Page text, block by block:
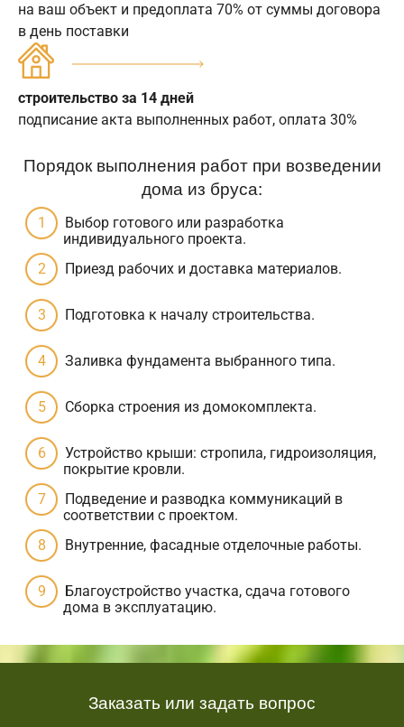
на ваш объект и предоплата 70% от суммы договора
в день поставки
строительство за 14 дней
подписание акта выполненных работ, оплата 30%
Порядок выполнения работ при возведении
дома из бруса:
Выбор готового или разработка
индивидуального проекта.
Приезд рабочих и доставка материалов.
Подготовка к началу строительства.
Заливка фундамента выбранного типа.
Сборка строения из домокомплекта.
Устройство крыши: стропила, гидроизоляция,
покрытие кровли.
Подведение и разводка коммуникаций в
соответствии с проектом.
Внутренние, фасадные отделочные работы.
Благоустройство участка, сдача готового
дома в эксплуатацию.
Заказать или задать вопрос